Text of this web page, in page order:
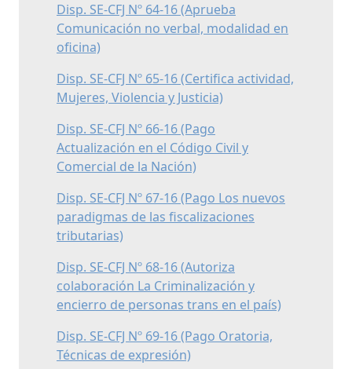
Disp. SE-CFJ Nº 64-16 (Aprueba
Comunicación no verbal, modalidad en
oficina)
Disp. SE-CFJ Nº 65-16 (Certifica actividad,
Mujeres, Violencia y Justicia)
Disp. SE-CFJ Nº 66-16 (Pago
Actualización en el Código Civil y
Comercial de la Nación)
Disp. SE-CFJ Nº 67-16 (Pago Los nuevos
paradigmas de las fiscalizaciones
tributarias)
Disp. SE-CFJ Nº 68-16 (Autoriza
colaboración La Criminalización y
encierro de personas trans en el país)
Disp. SE-CFJ Nº 69-16 (Pago Oratoria,
Técnicas de expresión)